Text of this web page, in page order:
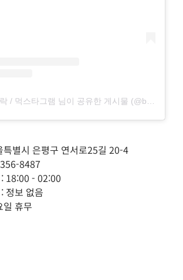
특별시 은평구 연서로25길 20-4
8487
18:00 - 02:00
정보 없음
일 휴무